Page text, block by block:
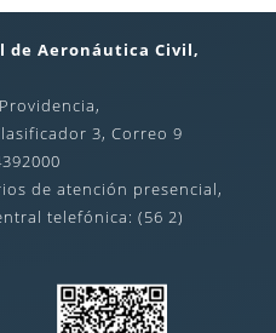
de Aeronáutica Civil,
3, Correo 9
de atención presencial,
telefónica: (56 2)